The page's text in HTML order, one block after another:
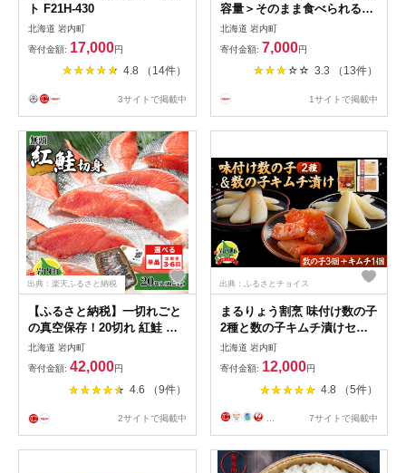
ト F21H-430
北海道 岩内町
寄付金額: 17,000円
4.8 （14件）
3サイトで掲載中
容量＞そのまま食べられる魚
の煮付 一八食堂おまかせ 4～
12個 F21H-470
北海道 岩内町
寄付金額: 7,000円
3.3 （13件）
1サイトで掲載中
出典：楽天ふるさと納税
【ふるさと納税】一切れごと
の真空保存！20切れ 紅鮭 全
切り身甘口（無頭）約2kg 北
海道 岩内町 小分け 鮭 さけ
サケ しゃけ シャケ 魚 海鮮
海産物 海の幸 お土産 お取り
お取り寄せグルメ おすすめ
北海道 岩内町
寄付金額: 42,000円
4.6 （9件）
2サイトで掲載中
出典：ふるさとチョイス
まるりょう割烹 味付け数の子
2種と数の子キムチ漬けセッ
ト（数の子3個＋キムチ1個）
F21H-477
北海道 岩内町
寄付金額: 12,000円
4.8 （5件）
... 7サイトで掲載中